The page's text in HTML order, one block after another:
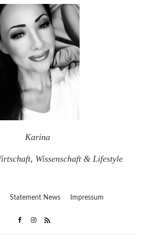
Karina
Wissenschaft & Lifestyle
Statement News
Impressum